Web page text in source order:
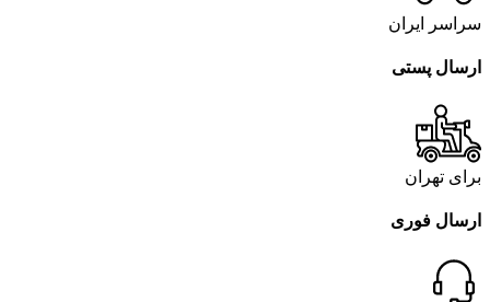
سراسر ایران
ارسال پستی
برای تهران
ارسال فوری